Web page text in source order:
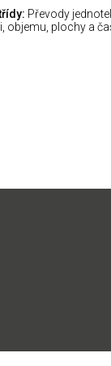
Převody
objemu, plochy a